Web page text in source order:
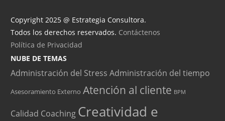
Copyright 2025 @ Estrategia Consultora.
Todos los derechos reservados. Contáctenos
Política de Privacidad
NUBE DE TEMAS
Administración del Stress Administración del tiempo
Asesoramiento Externo Atención al cliente BPM
Calidad Coaching Creatividad e